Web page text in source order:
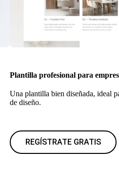
Plantilla profesional para
Una plantilla bien diseñada, ideal
de diseño.
REGÍSTRATE GRATIS